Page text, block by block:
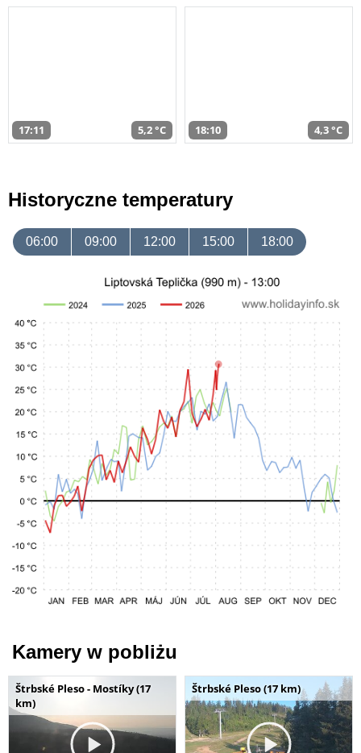
17:11 5,2 °C 18:10 4,3 °C
Historyczne temperatury
06:00 09:00 12:00 15:00 18:00
Kamery w pobliżu
Štrbské Pleso - Mostíky (17
km)
Štrbské Pleso (17 km)